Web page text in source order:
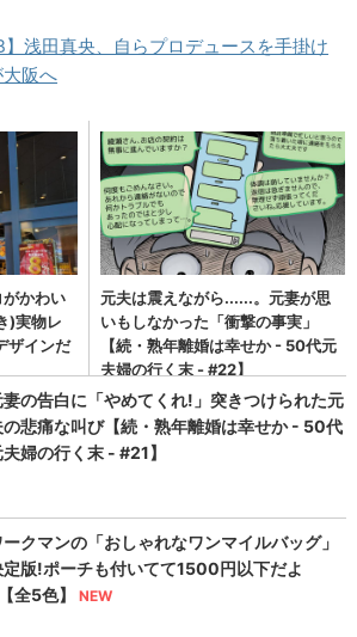
】浅田真央、自らプロデュースを手掛け
大阪へ